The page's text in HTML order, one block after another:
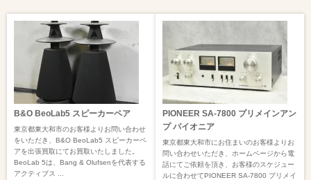
B&O BeoLab5 スピーカーペア
東京都東大和市のお客様よりお問い合わせ
をいただき、B&O BeoLab5 スピーカーペ
アを出張買取にてお買取いたしました。
BeoLab 5は、Bang & Olufsenを代表する
アクティブス ...
PIONEER SA-7800 プリメインアン
プ パイオニア
東京都東大和市にお住まいのお客様よりお
問い合わせいただき、ホームページから電
話にてご依頼を頂き、お客様のスケジュー
ルに合わせてPIONEER SA-7800 プリメイ